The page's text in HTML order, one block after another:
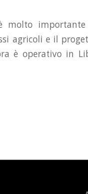
molto
agricoli e il
è operativo in